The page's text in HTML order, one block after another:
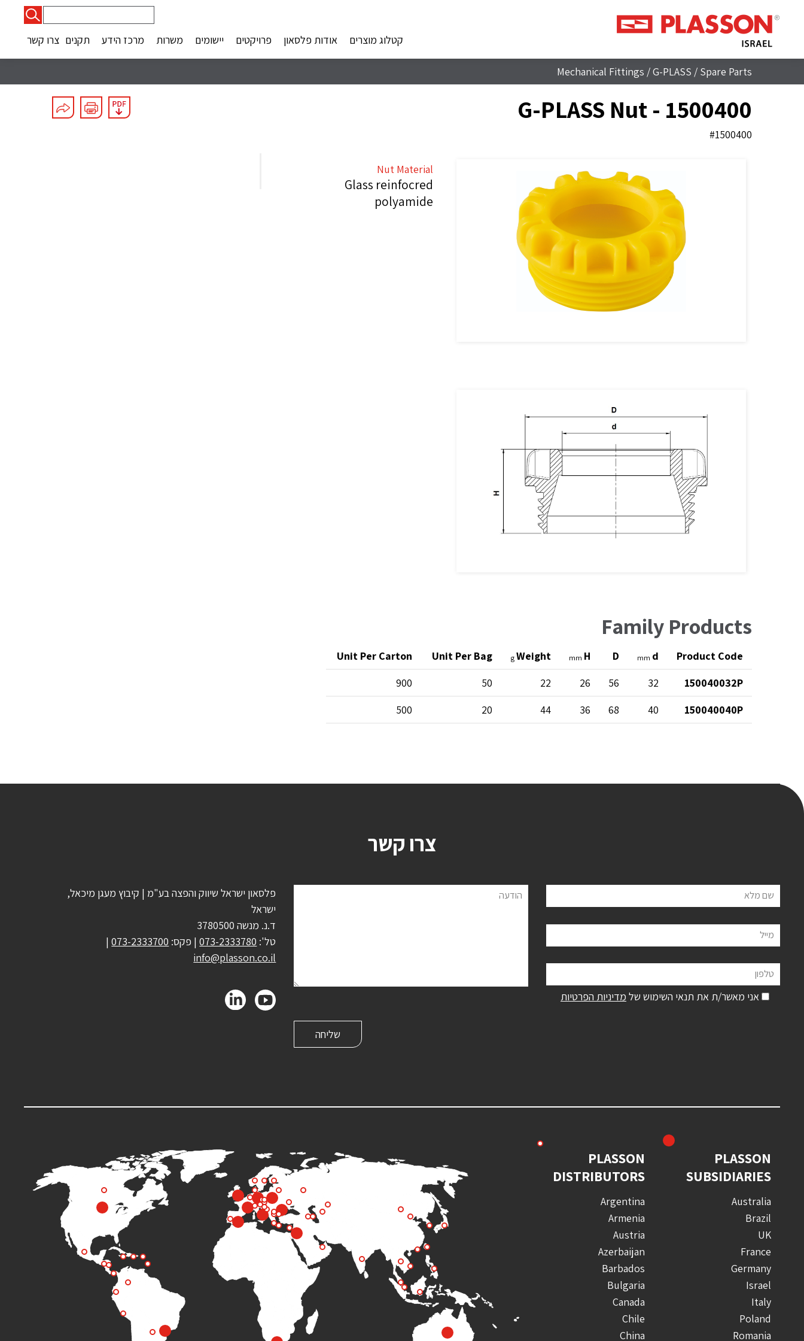
קטלוג מוצרים
אודות פלסאון פרויקטים יישומים משרות מרכז הידע תקנים צרו קשר
Mechanical Fittings /G-PLASS / Spare Parts
G-PLASS Nut - 1500400
#1500400
Nut Material
Glass reinfocred
polyamide
Family Products
Product Code
d
mm
D
H
mm
Weight
g
Unit Per Bag
Unit Per Carton
150040032P
32
56
26
22
50
900
150040040P
40
68
36
44
20
500
צרו קשר
שם מלא
מייל
טלפון
הודעה
אני מאשר/ת את תנאי השימוש של מדיניות הפרטיות
פלסאון ישראל שיווק והפצה בע"מ | קיבוץ מעגן מיכאל,
ישראל
ד.נ. מנשה 3780500
טל': 073-2333780| פקס: 073-2333700
|
info@plasson.co.il
PLASSON
SUBSIDIARIES
Australia
Brazil
UK
France
Germany
Israel
Italy
Poland
Romania
PLASSON
DISTRIBUTORS
Argentina
Armenia
Austria
Azerbaijan
Barbados
Bulgaria
Canada
Chile
China